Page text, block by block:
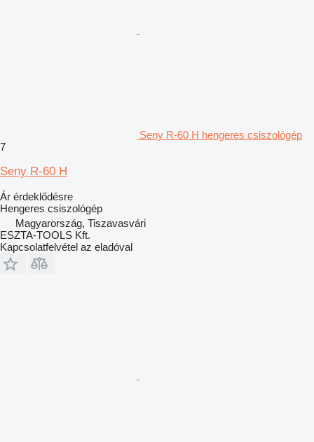
Seny R-60 H hengeres csiszológép
7
Seny R-60 H
Ár érdeklődésre
Hengeres csiszológép
Magyarország, Tiszavasvári
ESZTA-TOOLS Kft.
Kapcsolatfelvétel az eladóval